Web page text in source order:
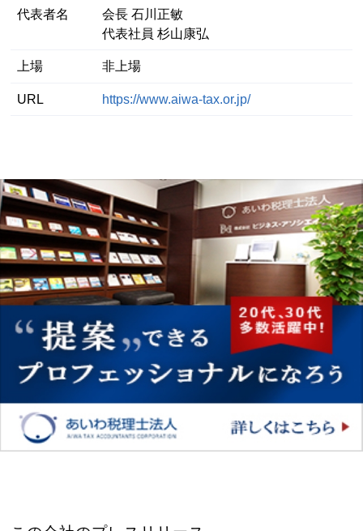
代表者名
会長 石川正敏
代表社員 杉山康弘
上場 非上場
URL https://www.aiwa-tax.or.jp/